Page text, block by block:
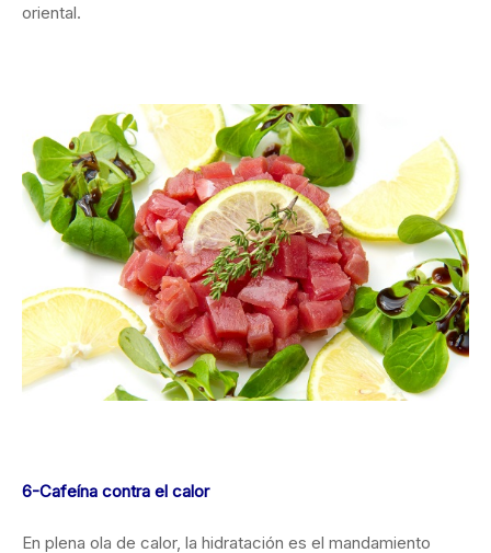
oriental.
6-Cafeína contra el calor
En plena ola de calor, la hidratación es el mandamiento